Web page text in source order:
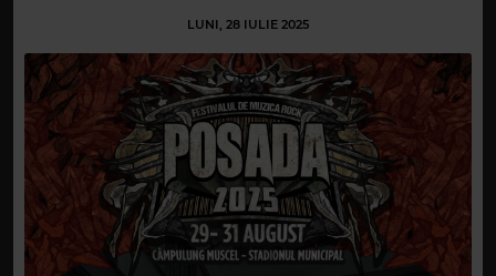
LUNI, 28 IULIE 2025